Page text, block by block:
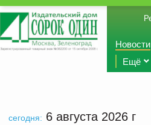
Новости
Ещё
сегодня: 6 августа 2026 г